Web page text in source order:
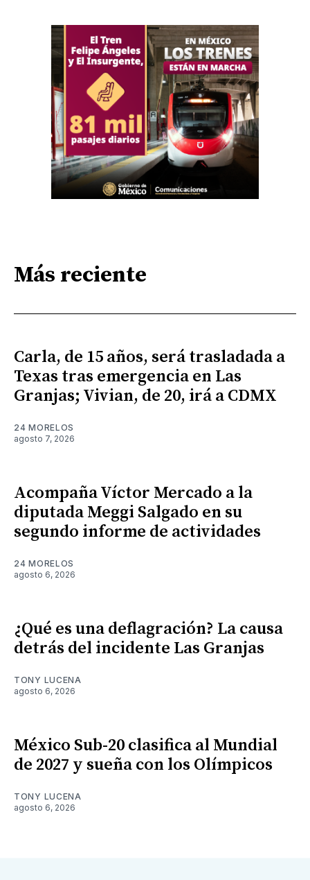
Más reciente
Carla, de 15 años, será trasladada a
Texas tras emergencia en Las
Granjas; Vivian, de 20, irá a CDMX
24 MORELOS
agosto 7, 2026
Acompaña Víctor Mercado a la
diputada Meggi Salgado en su
segundo informe de actividades
24 MORELOS
agosto 6, 2026
¿Qué es una deflagración? La causa
detrás del incidente Las Granjas
TONY LUCENA
agosto 6, 2026
México Sub-20 clasifica al Mundial
de 2027 y sueña con los Olímpicos
TONY LUCENA
agosto 6, 2026